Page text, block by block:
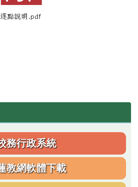
點說明.pdf
務行政系統
教網軟體下載